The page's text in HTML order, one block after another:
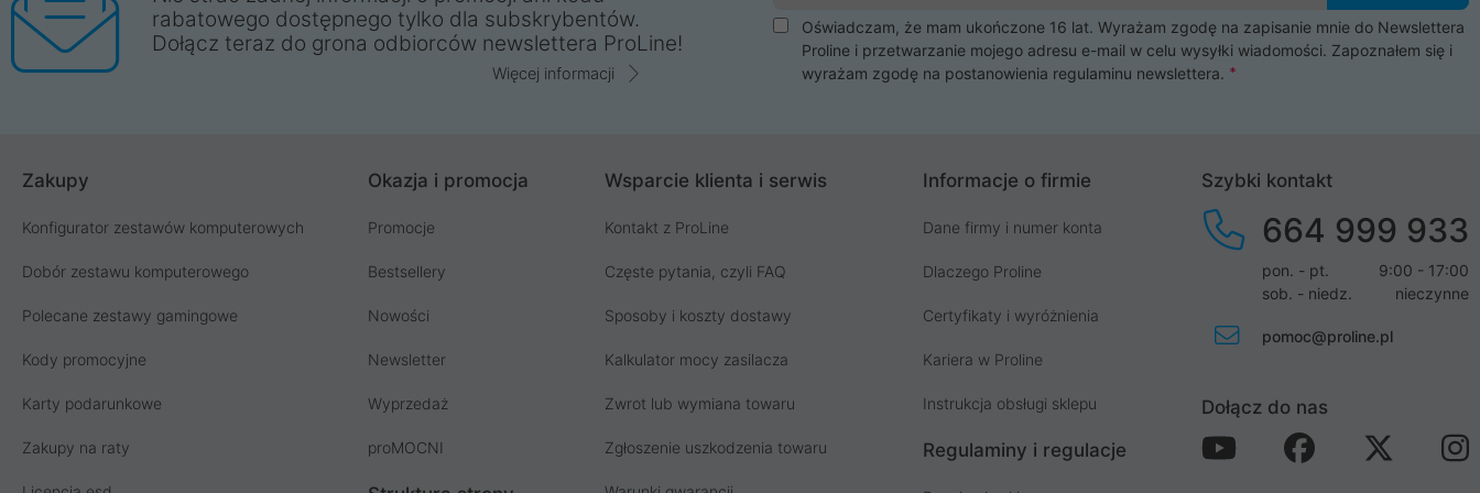
rabatowego dostępnego tylko dla subskrybentów.
Dołącz teraz do grona odbiorców newslettera ProLine!
Więcej informacji
Oświadczam, że mam ukończone 16 lat. Wyrażam zgodę na zapisanie mnie do Newslettera
Proline i przetwarzanie mojego adresu e-mail w celu wysyłki wiadomości. Zapoznałem się i
wyrażam zgodę na postanowienia regulaminu newslettera.
Zakupy
Konfigurator zestawów komputerowych
Dobór zestawu komputerowego
Polecane zestawy gamingowe
Kody promocyjne
Karty podarunkowe
Zakupy na raty
Okazja i promocja
Promocje
Bestsellery
Nowości
Newsletter
Wyprzedaż
proMOCNI
Wsparcie klienta i serwis
Kontakt z ProLine
Częste pytania, czyli FAQ
Sposoby i koszty dostawy
Kalkulator mocy zasilacza
Zwrot lub wymiana towaru
Zgłoszenie uszkodzenia towaru
Informacje o firmie
Dane firmy i numer konta
Dlaczego Proline
Certyfikaty i wyróżnienia
Kariera w Proline
Instrukcja obsługi sklepu
Regulaminy i regulacje
Szybki kontakt
664 999 933
pon. - pt.
9:00 - 17:00
sob. - niedz.
nieczynne
pomoc@proline.pl
Dołącz do nas